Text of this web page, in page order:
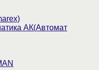
АК(Автомат